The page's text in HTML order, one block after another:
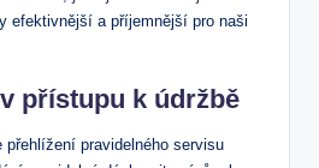
efektivnější a příjemnější pro naši
přístupu k údržbě
přehlížení pravidelného servisu